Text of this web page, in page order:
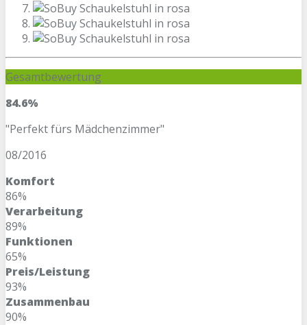
Gesamtbewertung
84.6%
"Perfekt fürs Mädchenzimmer"
08/2016
Komfort
86%
Verarbeitung
89%
Funktionen
65%
Preis/Leistung
93%
Zusammenbau
90%